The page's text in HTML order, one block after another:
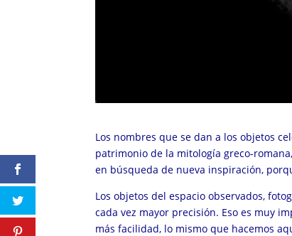
Los nombres que se dan a los objetos
patrimonio de la mitología greco-
en búsqueda de nueva inspiración,
Los objetos del espacio observados,
cada vez mayor precisión. Eso es muy
más facilidad, lo mismo que hacemos